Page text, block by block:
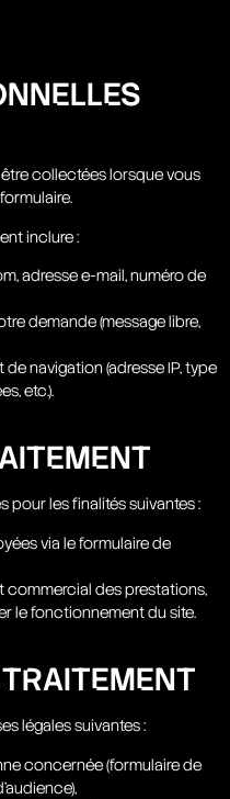
collectées lorsque vous
inclure :
adresse e-mail, numéro de
demande (message libre,
navigation (adresse IP, type
etc.).
pour les finalités suivantes :
via le formulaire de
commercial des prestations,
le fonctionnement du site.
légales suivantes :
concernée (formulaire de